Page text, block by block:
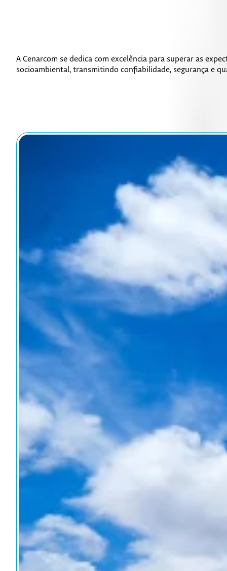
A Cenarcom se dedica com excelência para superar as
socioambiental, transmitindo confiabilidade, segurança e